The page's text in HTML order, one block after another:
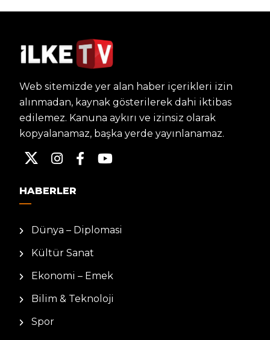
Web sitemizde yer alan haber içerikleri izin
alınmadan, kaynak gösterilerek dahi iktibas
edilemez. Kanuna aykırı ve izinsiz olarak
kopyalanamaz, başka yerde yayınlanamaz.
HABERLER
Dünya – Diplomasi
Kültür Sanat
Ekonomi – Emek
Bilim & Teknoloji
Spor